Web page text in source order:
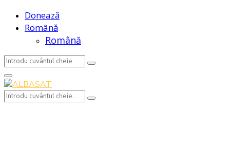
Donează
Română
Română
Search
for:
Search
Primary
Menu
Search
Search